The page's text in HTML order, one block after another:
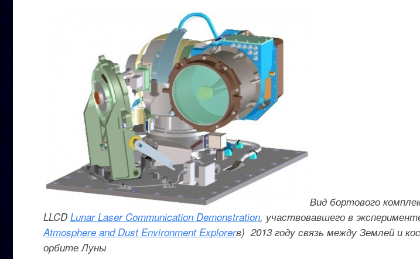
Вид бортового
LLCD Lunar Laser Communication Demonstration, участвовавшего в
Atmosphere and Dust Environment Explorerв) 2013 году связь между Землей и
орбите Луны